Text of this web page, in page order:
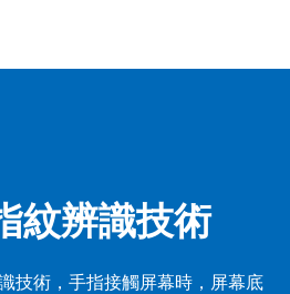
紋辨識技術
技術，手指接觸屏幕時，屏幕底